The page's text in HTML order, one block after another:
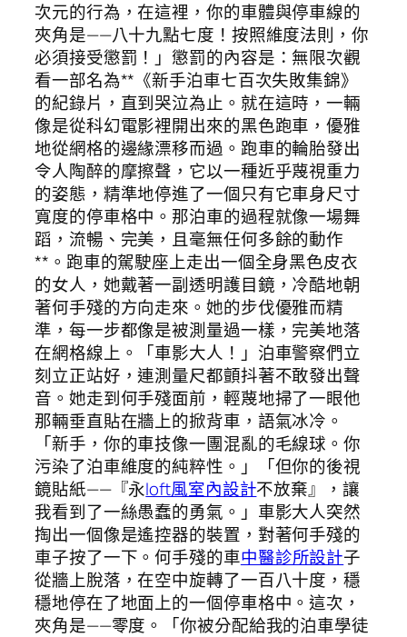
次元的行為，在這裡，你的車體與停車線的
夾角是——八十九點七度！按照維度法則，你
必須接受懲罰！」懲罰的內容是：無限次觀
看一部名為**《新手泊車七百次失敗集錦》
的紀錄片，直到哭泣為止。就在這時，一輛
像是從科幻電影裡開出來的黑色跑車，優雅
地從網格的邊緣漂移而過。跑車的輪胎發出
令人陶醉的摩擦聲，它以一種近乎蔑視重力
的姿態，精準地停進了一個只有它車身尺寸
寬度的停車格中。那泊車的過程就像一場舞
蹈，流暢、完美，且毫無任何多餘的動作
**。跑車的駕駛座上走出一個全身黑色皮衣
的女人，她戴著一副透明護目鏡，冷酷地朝
著何手殘的方向走來。她的步伐優雅而精
準，每一步都像是被測量過一樣，完美地落
在網格線上。「車影大人！」泊車警察們立
刻立正站好，連測量尺都顫抖著不敢發出聲
音。她走到何手殘面前，輕蔑地掃了一眼他
那輛垂直貼在牆上的掀背車，語氣冰冷。
「新手，你的車技像一團混亂的毛線球。你
污染了泊車維度的純粹性。」「但你的後視
鏡貼紙——『永loft風室內設計不放棄』，讓
我看到了一絲愚蠢的勇氣。」車影大人突然
掏出一個像是遙控器的裝置，對著何手殘的
車子按了一下。何手殘的車中醫診所設計子
從牆上脫落，在空中旋轉了一百八十度，穩
穩地停在了地面上的一個停車格中。這次，
夾角是——零度。「你被分配給我的泊車學徒